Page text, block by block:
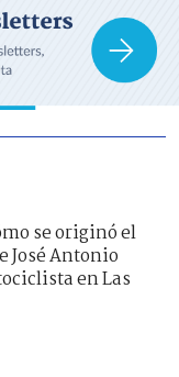
se originó el
José Antonio
en Las